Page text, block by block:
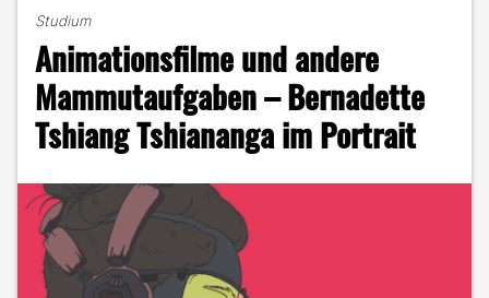
–
So
stechen
deine
Filme
aus
Masse
heraus"
Studium
Animationsfilme und andere
Mammutaufgaben – Bernadette
Tshiang Tshiananga im Portrait